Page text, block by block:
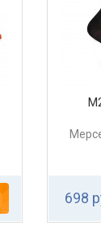
698